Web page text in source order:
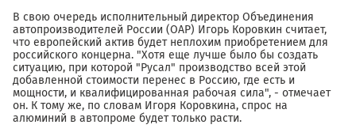
В свою очередь исполнительный директор Объединения
автопроизводителей России (ОАР) Игорь Коровкин считает,
что европейский актив будет неплохим приобретением для
российского концерна. "Хотя еще лучше было бы создать
ситуацию, при которой "Русал" производство всей этой
добавленной стоимости перенес в Россию, где есть и
мощности, и квалифицированная рабочая сила", - отмечает
он. К тому же, по словам Игоря Коровкина, спрос на
алюминий в автопроме будет только расти.